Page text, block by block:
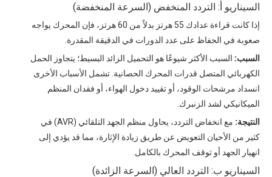
السيناريو أ: التردد المنخفض (السرعة المنخفضة)
إذا كانت قراءة عدادك 55 هرتز بدلاً من 60 هرتز، فإن المحرك يواجه
صعوبة في الحفاظ على عدد الدورات في الدقيقة المقدرة.
السبب: السبب الأكثر شيوعًا هو التحميل الزائد البسيط؛ يتجاوز الحمل
الكهربائي المتصل قدرات المحرك الحصانية. تشمل الأسباب الأخرى
انسداد مرشحات الوقود، أو تقييد دخول الهواء، أو فقدان المنظم
الميكانيكي لشد الزنبرك.
النتيجة:
مع انخفاض التردد، يحاول منظم الجهد التلقائي (AVR) في
كثير من الأحيان التعويض عن طريق زيادة الإثارة، مما قد يؤدي إلى
انهيار الجهد أو توقف المحرك بالكامل.
السيناريو ب: التردد العالي (السرعة الزائدة)